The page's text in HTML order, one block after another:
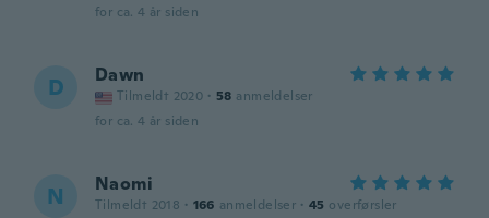
for ca. 4 år siden
D Dawn
Tilmeldt 2020 · 58 anmeldelser
for ca. 4 år siden
N Naomi
Tilmeldt 2018 · 166 anmeldelser · 45 overførsler